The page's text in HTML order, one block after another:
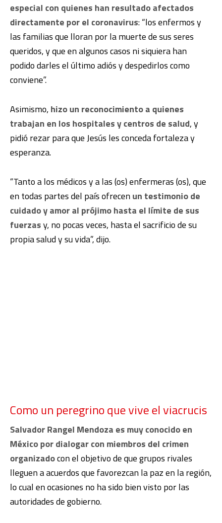
especial con quienes han resultado afectados
directamente por el coronavirus: “los enfermos y
las familias que lloran por la muerte de sus seres
queridos, y que en algunos casos ni siquiera han
podido darles el último adiós y despedirlos como
conviene”.
Asimismo, hizo un reconocimiento a quienes
trabajan en los hospitales y centros de salud, y
pidió rezar para que Jesús les conceda fortaleza y
esperanza.
“Tanto a los médicos y a las (os) enfermeras (os), que
en todas partes del país ofrecenun testimonio de
cuidado y amor al prójimo hasta el límite de sus
fuerzasy, no pocas veces, hasta el sacrificio de su
propia salud y su vida”, dijo.
Como un peregrino que vive el viacrucis
Salvador Rangel Mendoza es muy conocido en
México por dialogar con miembros del crimen
organizadocon el objetivo de que grupos rivales
lleguen a acuerdos que favorezcan la paz en la región,
lo cual en ocasiones no ha sido bien visto por las
autoridades de gobierno.